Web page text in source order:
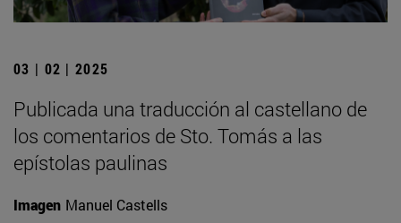
03 | 02 | 2025
Publicada una traducción al castellano de
los comentarios de Sto. Tomás a las
epístolas paulinas
Imagen Manuel Castells